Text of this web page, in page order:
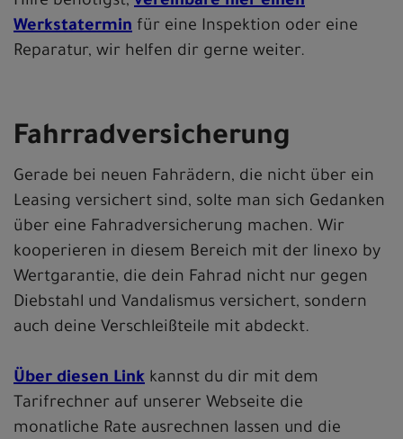
Werkstatermin für eine Inspektion oder eine
Reparatur, wir helfen dir gerne weiter.
Fahrradversicherung
Gerade bei neuen Fahrädern, die nicht über ein
Leasing versichert sind, solte man sich Gedanken
über eine Fahradversicherung machen. Wir
kooperieren in diesem Bereich mit der linexo by
Wertgarantie, die dein Fahrad nicht nur gegen
Diebstahl und Vandalismus versichert, sondern
auch deine Verschleißteile mit abdeckt.
Über diesen Link kannst du dir mit dem
Tarifrechner auf unserer Webseite die
monatliche Rate ausrechnen lassen und die